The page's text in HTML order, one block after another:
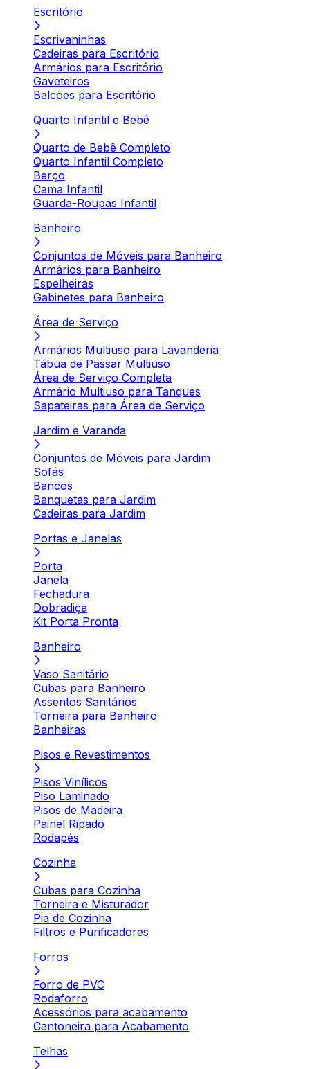
Escritório
Escrivaninhas
Cadeiras para Escritório
Armários para Escritório
Gaveteiros
Balcões para Escritório
Quarto Infantil e Bebê
Quarto de Bebê Completo
Quarto Infantil Completo
Berço
Cama Infantil
Guarda-Roupas Infantil
Banheiro
Conjuntos de Móveis para Banheiro
Armários para Banheiro
Espelheiras
Gabinetes para Banheiro
Área de Serviço
Armários Multiuso para Lavanderia
Tábua de Passar Multiuso
Área de Serviço Completa
Armário Multiuso para Tanques
Sapateiras para Área de Serviço
Jardim e Varanda
Conjuntos de Móveis para Jardim
Sofás
Bancos
Banquetas para Jardim
Cadeiras para Jardim
Portas e Janelas
Porta
Janela
Fechadura
Dobradiça
Kit Porta Pronta
Banheiro
Vaso Sanitário
Cubas para Banheiro
Assentos Sanitários
Torneira para Banheiro
Banheiras
Pisos e Revestimentos
Pisos Vinílicos
Piso Laminado
Pisos de Madeira
Painel Ripado
Rodapés
Cozinha
Cubas para Cozinha
Torneira e Misturador
Pia de Cozinha
Filtros e Purificadores
Forros
Forro de PVC
Rodaforro
Acessórios para acabamento
Cantoneira para Acabamento
Telhas